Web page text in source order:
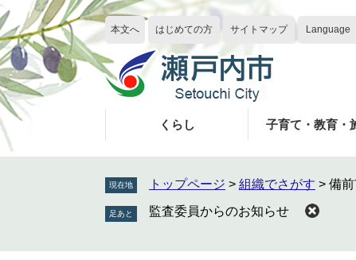
ペ
ー
ジ
の
先
頭
で
す
メ
ニ
ュ
ー
を
飛
ば
し
本文へ はじめての方 サイトマップ Language
くらし 子育て・教育・
現在地 トップページ > 組織でさがす > 備
監査委員からのお知らせ